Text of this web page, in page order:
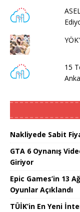
15
Nakliyede Sabit
GTA 6 Oynanış
Giriyor
Epic Games’in 13
Oyunlar Açıklandı
TÜİK’in En Yeni